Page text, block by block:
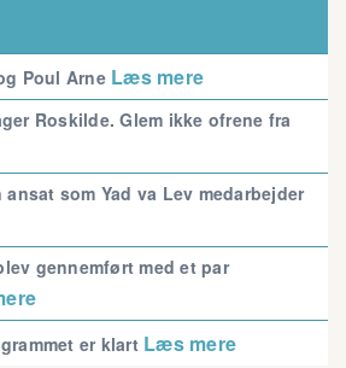
Poul Arne Læs mere
Roskilde. Glem ikke ofrene fra
ansat som Yad va Lev medarbejder
gennemført med et par
er klart Læs mere